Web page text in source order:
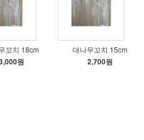
꼬치 18cm
원
대나무꼬치 15cm
2,700원